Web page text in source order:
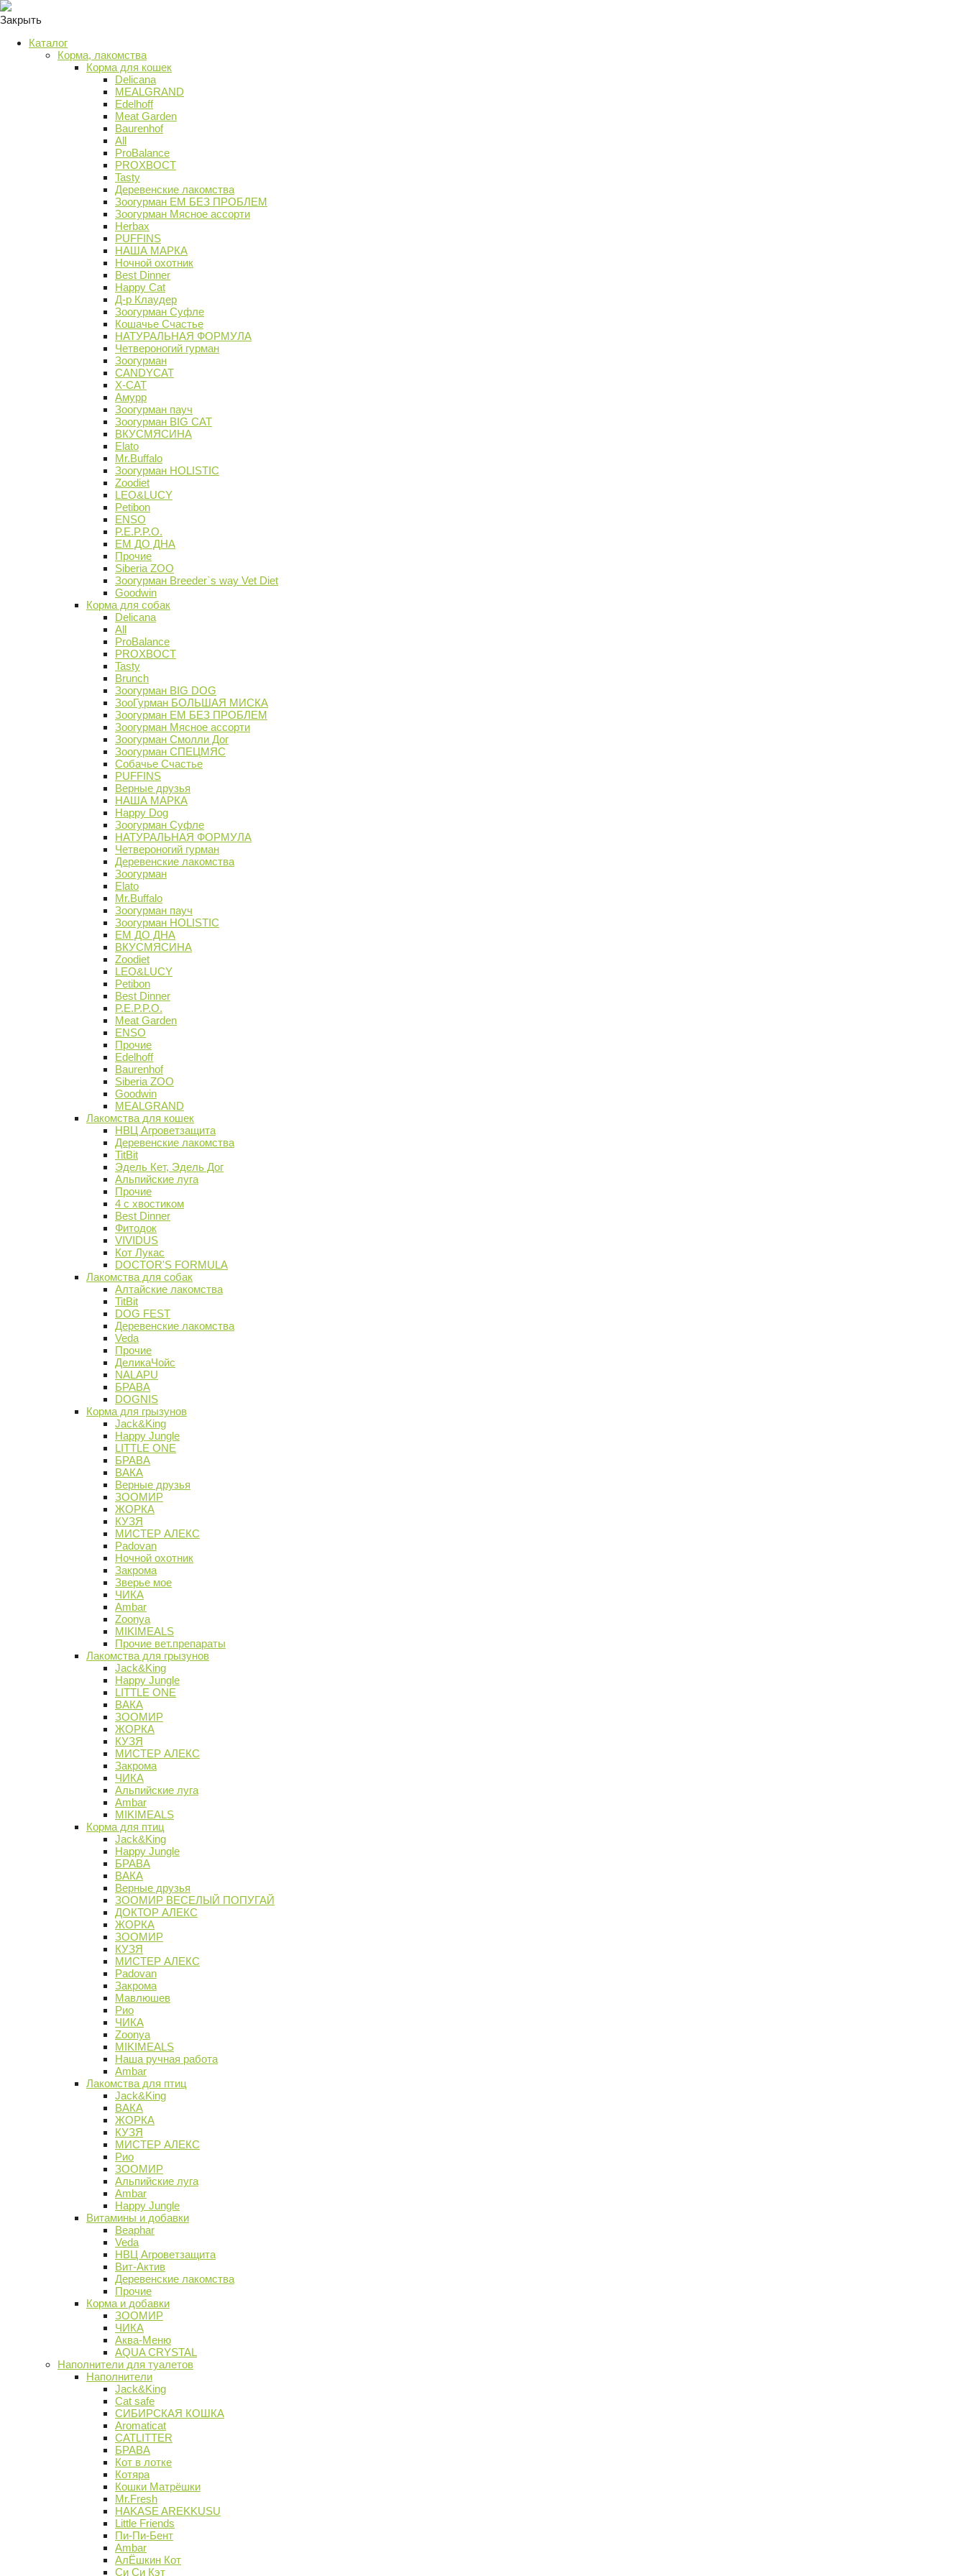
Закрыть
Каталог
Корма, лакомства
Корма для кошек
Delicana
MEALGRAND
Edelhoff
Meat Garden
Baurenhof
All
ProBalance
PROХВОСТ
Tasty
Деревенские лакомства
Зоогурман ЕМ БЕЗ ПРОБЛЕМ
Зоогурман Мясное ассорти
Herbax
PUFFINS
НАША МАРКА
Ночной охотник
Best Dinner
Happy Cat
Д-р Клаудер
Зоогурман Суфле
Кошачье Счастье
НАТУРАЛЬНАЯ ФОРМУЛА
Четвероногий гурман
Зоогурман
CANDYCAT
X-CAT
Амурр
Зоогурман пауч
Зоогурман BIG CAT
ВКУСМЯСИНА
Elato
Mr.Buffalo
Зоогурман HOLISTIC
Zoodiet
LEO&LUCY
Petibon
ENSO
P.E.P.P.O.
ЕМ ДО ДНА
Прочие
Siberia ZOO
Зоогурман Breeder`s way Vet Diet
Goodwin
Корма для собак
Delicana
All
ProBalance
PROХВОСТ
Tasty
Brunch
Зоогурман BIG DOG
ЗооГурман БОЛЬШАЯ МИСКА
Зоогурман ЕМ БЕЗ ПРОБЛЕМ
Зоогурман Мясное ассорти
Зоогурман Смолли Дог
Зоогурман СПЕЦМЯС
Собачье Счастье
PUFFINS
Верные друзья
НАША МАРКА
Happy Dog
Зоогурман Суфле
НАТУРАЛЬНАЯ ФОРМУЛА
Четвероногий гурман
Деревенские лакомства
Зоогурман
Elato
Mr.Buffalo
Зоогурман пауч
Зоогурман HOLISTIC
ЕМ ДО ДНА
ВКУСМЯСИНА
Zoodiet
LEO&LUCY
Petibon
Best Dinner
P.E.P.P.O.
Meat Garden
ENSO
Прочие
Edelhoff
Baurenhof
Siberia ZOO
Goodwin
MEALGRAND
Лакомства для кошек
НВЦ Агроветзащита
Деревенские лакомства
TitBit
Эдель Кет, Эдель Дог
Альпийские луга
Прочие
4 с хвостиком
Best Dinner
Фитодок
VIVIDUS
Кот Лукас
DOCTOR'S FORMULA
Лакомства для собак
Алтайские лакомства
TitBit
DOG FEST
Деревенские лакомства
Veda
Прочие
ДеликаЧойс
NALAPU
БРАВА
DOGNIS
Корма для грызунов
Jack&King
Happy Jungle
LITTLE ONE
БРАВА
ВАКА
Верные друзья
ЗООМИР
ЖОРКА
КУЗЯ
МИСТЕР АЛЕКС
Padovan
Ночной охотник
Закрома
Зверье мое
ЧИКА
Ambar
Zoonya
MIKIMEALS
Прочие вет.препараты
Лакомства для грызунов
Jack&King
Happy Jungle
LITTLE ONE
ВАКА
ЗООМИР
ЖОРКА
КУЗЯ
МИСТЕР АЛЕКС
Закрома
ЧИКА
Альпийские луга
Ambar
MIKIMEALS
Корма для птиц
Jack&King
Happy Jungle
БРАВА
ВАКА
Верные друзья
ЗООМИР ВЕСЕЛЫЙ ПОПУГАЙ
ДОКТОР АЛЕКС
ЖОРКА
ЗООМИР
КУЗЯ
МИСТЕР АЛЕКС
Padovan
Закрома
Мавлюшев
Рио
ЧИКА
Zoonya
MIKIMEALS
Наша ручная работа
Ambar
Лакомства для птиц
Jack&King
ВАКА
ЖОРКА
КУЗЯ
МИСТЕР АЛЕКС
Рио
ЗООМИР
Альпийские луга
Ambar
Happy Jungle
Витамины и добавки
Beaphar
Veda
НВЦ Агроветзащита
Вит-Актив
Деревенские лакомства
Прочие
Корма и добавки
ЗООМИР
ЧИКА
Аква-Меню
AQUA CRYSTAL
Наполнители для туалетов
Наполнители
Jack&King
Cat safe
СИБИРСКАЯ КОШКА
Aromaticat
CATLITTER
БРАВА
Кот в лотке
Котяра
Кошки Матрёшки
Mr.Fresh
HAKASE AREKKUSU
Little Friends
Пи-Пи-Бент
Ambar
АлЁшкин Кот
Си Си Кэт